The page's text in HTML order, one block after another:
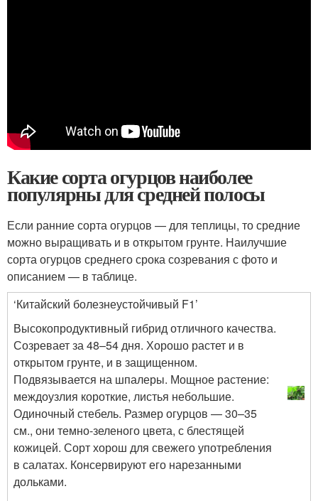
Какие сорта огурцов наиболее
популярны для средней полосы
Если ранние сорта огурцов — для теплицы, то средние
можно выращивать и в открытом грунте. Наилучшие
сорта огурцов среднего срока созревания с фото и
описанием — в таблице.
‘Китайский болезнеустойчивый F1’
Высокопродуктивный гибрид отличного качества.
Созревает за 48–54 дня. Хорошо растет и в
открытом грунте, и в защищенном.
Подвязывается на шпалеры. Мощное растение:
междоузлия короткие, листья небольшие.
Одиночный стебель. Размер огурцов — 30–35
см., они темно-зеленого цвета, с блестящей
кожицей. Сорт хорош для свежего употребления
в салатах. Консервируют его нарезанными
дольками.